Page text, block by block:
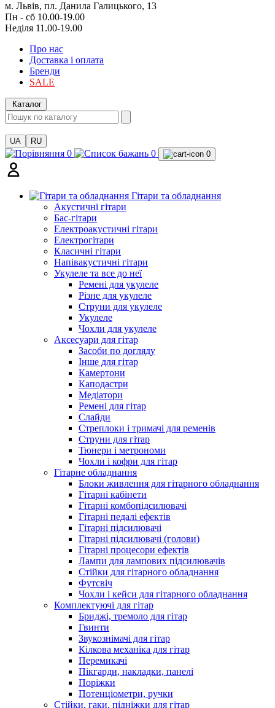
м. Львів, пл. Данила Галицького, 13
Пн - сб 10.00-19.00
Неділя 11.00-19.00
Про нас
Доставка і оплата
Бренди
SALE
Каталог
UA RU
0 0 0
Гітари та обладнання
Акустичні гітари
Бас-гітари
Електроакустичні гітари
Електрогітари
Класичні гітари
Напівакустичні гітари
Укулеле та все до неї
Ремені для укулеле
Різне для укулеле
Струни для укулеле
Укулеле
Чохли для укулеле
Аксесуари для гітар
Засоби по догляду
Інше для гітар
Камертони
Каподастри
Медіатори
Ремені для гітар
Слайди
Стреплоки і тримачі для ременів
Струни для гітар
Тюнери і метрономи
Чохли і кофри для гітар
Гітарне обладнання
Блоки живлення для гітарного обладнання
Гітарні кабінети
Гітарні комбопідсилювачі
Гітарні педалі ефектів
Гітарні підсилювачі
Гітарні підсилювачі (голови)
Гітарні процесори ефектів
Лампи для лампових підсилювачів
Стійки для гітарного обладнання
Футсвіч
Чохли і кейси для гітарного обладнання
Комплектуючі для гітар
Бриджі, тремоло для гітар
Гвинти
Звукознімачі для гітар
Кілкова механіка для гітар
Перемикачі
Пікгарди, накладки, панелі
Поріжки
Потенціометри, ручки
Стійки, гаки, підніжки для гітар